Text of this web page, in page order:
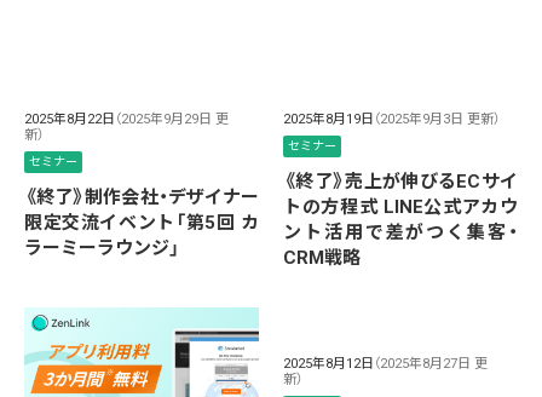
2025年8月22日 （2025年9月29日 更
新）
セミナー
《終了》制作会社・デザイナー
限定交流イベント「第5回 カ
ラーミーラウンジ」
2025年8月19日 （2025年9月3日 更新）
セミナー
《終了》売上が伸びるECサイ
トの方程式 LINE公式アカウ
ント活用で差がつく集客・
CRM戦略
2025年8月12日 （2025年8月27日 更
新）